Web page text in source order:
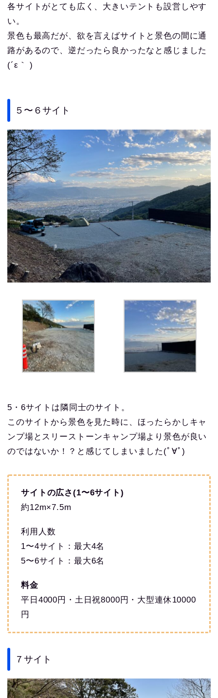
各サイトがとても広く、大きいテントも設営しやす
い。
景色も最高だが、欲を言えばサイトと景色の間に通
路があるので、逆だったら良かったなと感じました
(´ε｀ )
５〜６サイト
5・6サイトは隣同士のサイト。
このサイトから景色を見た時に、ほったらかしキャ
ンプ場とスリーストーンキャンプ場より景色が良い
のではないか！？と感じてしまいました(ﾟ∀ﾟ)
サイトの広さ(1〜6サイト)
約12m×7.5m
利用人数
1〜4サイト：最大4名
5〜6サイト：最大6名
料金
平日4000円・土日祝8000円・大型連休10000
円
７サイト